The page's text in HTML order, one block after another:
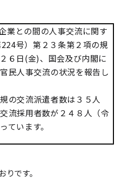
業との間の人事交流に関す
号）第２３条第２項の規
６日(金)、国会及び内閣に
民人事交流の状況を報告し
交流派遣者数は３５人
流採用者数が２４８人（令
ています。
りです。